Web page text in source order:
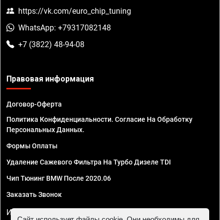
https://vk.com/euro_chip_tuning
WhatsApp: +79317082148
+7 (3822) 48-94-08
Правовая информация
Договор-Оферта
Политика Конфиденциальности. Согласие На Обработку
Персональных Данных.
Формы Оплаты
Удаление Сажевого Фильтра На Турбо Дизеле TDI
Чип Тюнинг BMW После 2020.06
Заказать Звонок
ИП Смирнов Георгий Павлович. ИНН 781302555843,